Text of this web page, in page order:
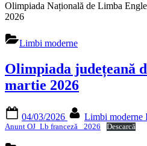
Olimpiada Națională de Limba
2026
Limbi moderne
Olimpiada județeană
martie 2026
on
04/03/2026 Limbi moderne
Anunt OJ_Lb franceză _2026 Descarcă